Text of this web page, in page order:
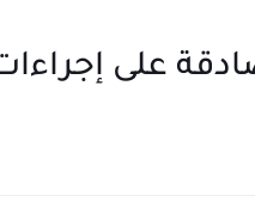
على إجراءات